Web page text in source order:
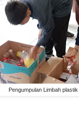
Pengumpulan Limbah plastik